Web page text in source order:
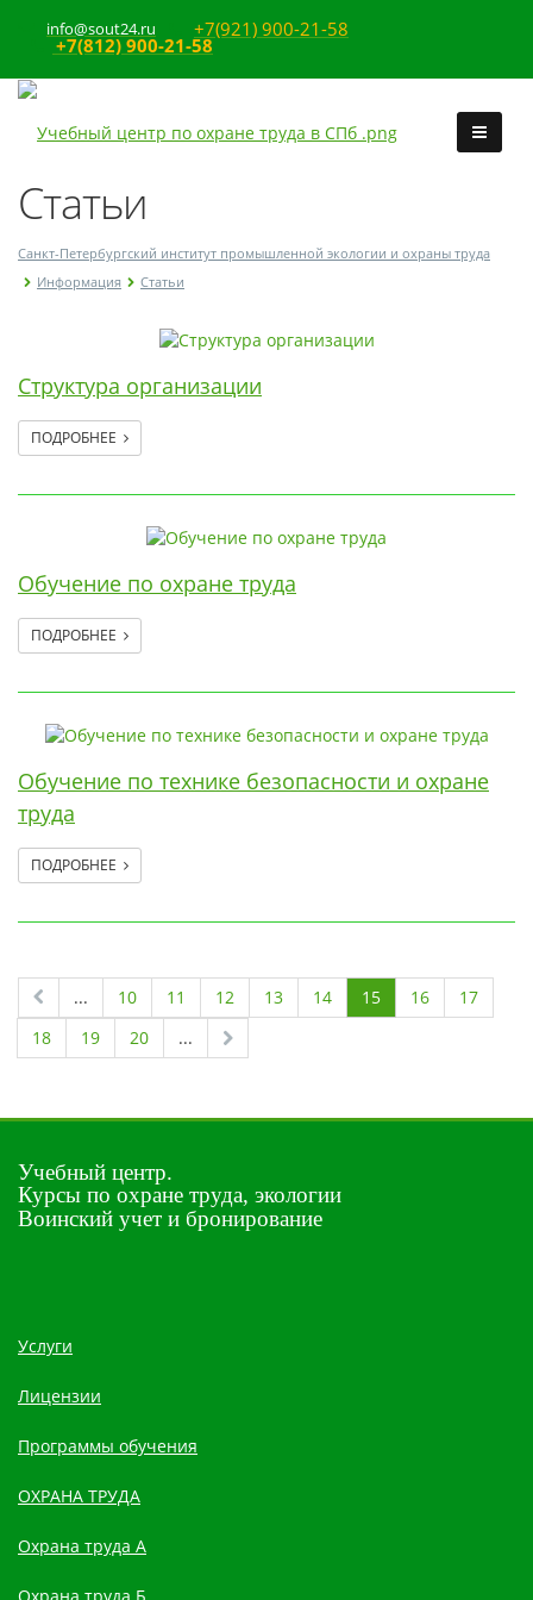
info@sout24.ru +7(921) 900-21-58
+7(812) 900-21-58
Статьи
Санкт-Петербургский институт промышленной экологии и охраны труда
Информация
Статьи
Структура организации
ПОДРОБНЕЕ
Обучение по охране труда
ПОДРОБНЕЕ
Обучение по технике безопасности и охране
труда
ПОДРОБНЕЕ
... 10 11 12 13 14 15 16
17
18
19 20 ...
Учебный центр.
Курсы по охране труда, экологии
Воинский учет и бронирование
Услуги
Лицензии
Программы обучения
ОХРАНА ТРУДА
Охрана труда А